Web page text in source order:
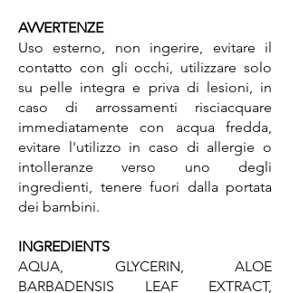
AVVERTENZE
Uso esterno, non ingerire, evitare il
contatto con gli occhi, utilizzare solo
su pelle integra e priva di lesioni, in
caso di arrossamenti risciacquare
immediatamente con acqua fredda,
evitare l'utilizzo in caso di allergie o
intolleranze verso uno degli
ingredienti, tenere fuori dalla portata
dei bambini.
INGREDIENTS
AQUA, GLYCERIN, ALOE
BARBADENSIS LEAF EXTRACT,